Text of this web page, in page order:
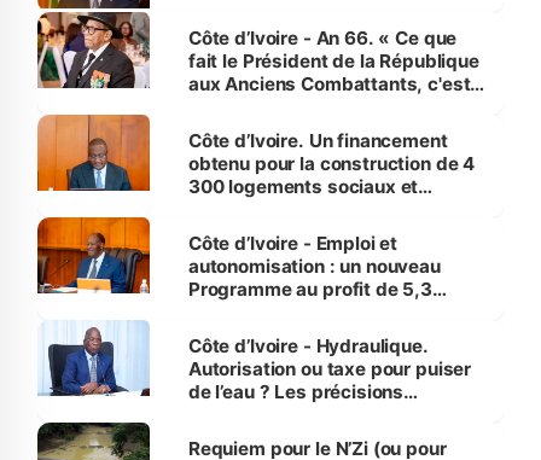
Côte d’Ivoire - An 66. « Ce que
fait le Président de la République
aux Anciens Combattants, c'est
Côte d’Ivoire. Un financement
obtenu pour la construction de 4
300 logements sociaux et
et Yamoussoukro
Côte d’Ivoire - Emploi et
autonomisation : un nouveau
Programme au profit de 5,3
Côte d’Ivoire - Hydraulique.
Autorisation ou taxe pour puiser
de l’eau ? Les précisions
Requiem pour le N’Zi (ou pour